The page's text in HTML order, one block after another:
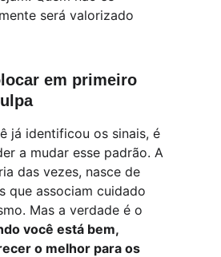
será valorizado
em primeiro
já identificou os sinais, é
a mudar esse padrão. A
das vezes, nasce de
que associam cuidado
Mas a verdade é o
você está bem,
o melhor para os